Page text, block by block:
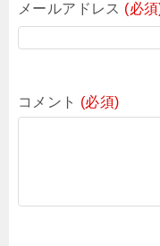
メールアドレス (必
コメント (必須)